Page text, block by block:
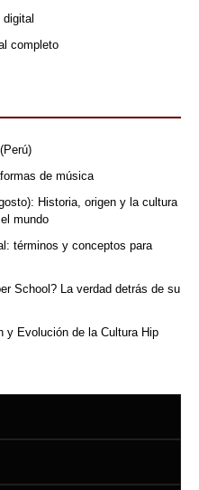
completo
de música
Historia, origen y la cultura
mundo
términos y conceptos para
School? La verdad detrás de su
y Evolución de la Cultura Hip